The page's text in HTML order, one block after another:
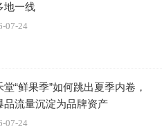
地一线
07-24
堂“鲜果季”如何跳出夏季内卷，
品流量沉淀为品牌资产
07-24